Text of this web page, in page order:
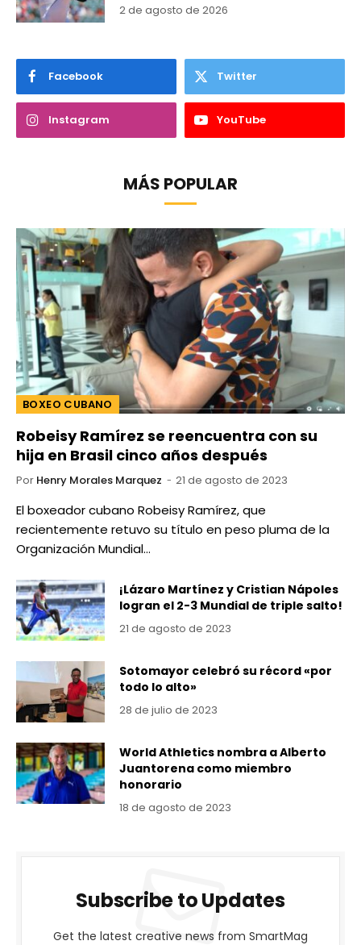
2 de agosto de 2026
Facebook Twitter
Instagram YouTube
MÁS POPULAR
BOXEO CUBANO
Robeisy Ramírez se reencuentra con su
hija en Brasil cinco años después
Por Henry Morales Marquez 21 de agosto de 2023
El boxeador cubano Robeisy Ramírez, que
recientemente retuvo su título en peso pluma de la
Organización Mundial…
¡Lázaro Martínez y Cristian Nápoles
logran el 2-3 Mundial de triple salto!
21 de agosto de 2023
Sotomayor celebró su récord «por
todo lo alto»
28 de julio de 2023
World Athletics nombra a Alberto
Juantorena como miembro
honorario
18 de agosto de 2023
Subscribe to Updates
Get the latest creative news from SmartMag